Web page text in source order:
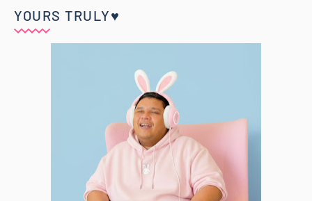
YOURS TRULY♥